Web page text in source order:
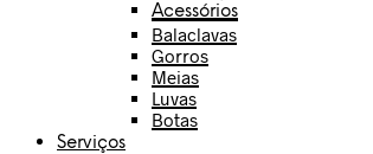
Acessórios
Balaclavas
Gorros
Meias
Luvas
Botas
Serviços